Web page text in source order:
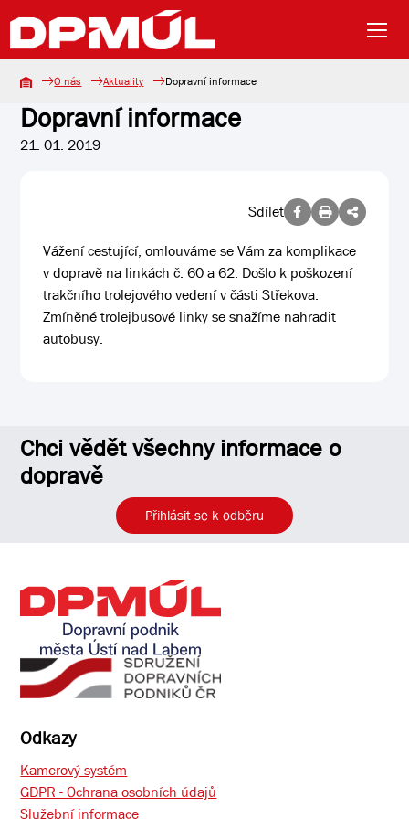
O nás Aktuality Dopravní informace
Dopravní informace
21. 01. 2019
Sdílet
Vážení cestující, omlouváme se Vám za komplikace
v dopravě na linkách č. 60 a 62. Došlo k poškození
trakčního trolejového vedení v části Střekova.
Zmíněné trolejbusové linky se snažíme nahradit
autobusy.
Chci vědět všechny informace o
dopravě
Přihlásit se k odběru
Odkazy
Kamerový systém
GDPR - Ochrana osobních údajů
Služební informace